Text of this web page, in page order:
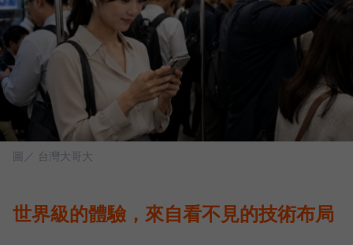
圖／ 台灣大哥大
世界級的體驗，來自看不見的技術布局